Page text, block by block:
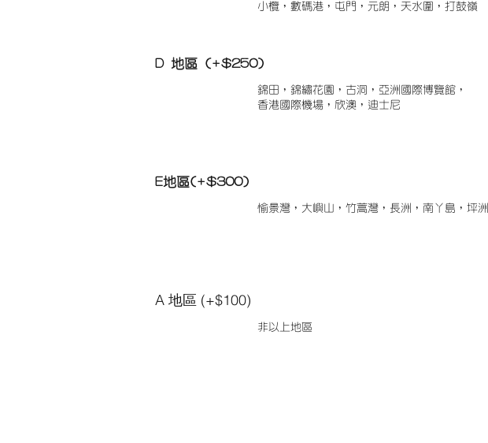
小欖，數碼港，屯門，元朗，天水圍，打鼓嶺
D 地區 (+$250)
錦田，錦繡花園，古洞，亞洲國際博覽館，
香港國際機場，欣澳，迪士尼
E地區(+$300)
愉景灣，大嶼山，竹蒿灣，長洲，南丫島，坪洲
A 地區 (+$100)
非以上地區